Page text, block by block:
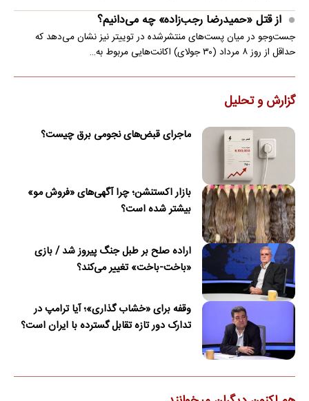
از قتل «حمیدرضا رجب‌زاده» چه می‌دانیم؟
جست‌وجو در میان پست‌های منتشرشده در توییتر نیز نشان می‌دهد که
حداقل از روز ۸ مرداد (۳۰ جولای) اکانت‌هایی مربوط به…
گزارش و تحلیل
ماجرای قبض‌های نجومی برق چیست؟
بازار اکستنشن؛ چرا آگهی‌های «فروش مو»
بیشتر شده است؟
اراده صلح بر طبل جنگ پیروز شد / بازی
«باخت-باخت» تغییر می‌کند؟
وقفه برای «خشاب گذاری»؛ آیا ترامپ در
تدارک دور تازه تقابل گسترده با ایران است؟